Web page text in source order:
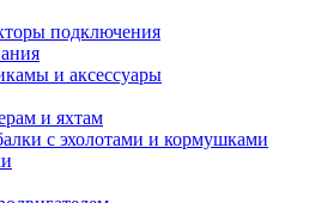
подключения
и аксессуары
и яхтам
с эхолотами и кормушками